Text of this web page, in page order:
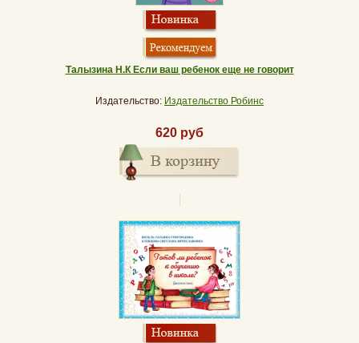
Талызина Н.К Если ваш ребенок еще не говорит
Издательство: Издательство Робинс
620 руб